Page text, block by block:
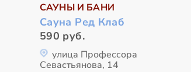
САУНЫ И БАНИ
Сауна Ред Клаб
590 руб.
улица Профессора
Севастьянова, 14